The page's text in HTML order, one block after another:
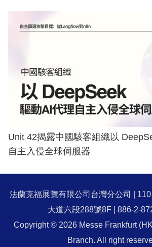
Unit 42揭露中國駭客組織以
自主入侵全球伺服器
法蘭克福展覽有限公司台灣分公司 |
大道六段288號8F | 886-2-
Copyright © 2026 Messe Frankfurt
Branch. All right